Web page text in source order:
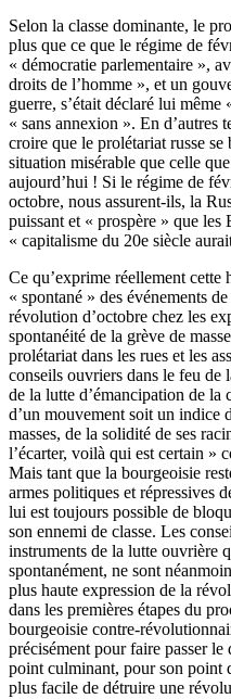
Selon la classe dominante, le
plus que ce que le régime de
« démocratie parlementaire »,
droits de l’homme », et un
guerre, s’était déclaré lui
« sans annexion ». En d’autres
croire que le prolétariat russe
situation misérable que celle
aujourd’hui ! Si le régime de
octobre, nous assurent-ils, la
puissant et « prospère » que
« capitalisme du 20e siècle
Ce qu’exprime réellement cette
« spontané » des événements
révolution d’octobre chez les
spontanéité de la grève de
prolétariat dans les rues et les
conseils ouvriers dans le feu de
de la lutte d’émancipation de la
d’un mouvement soit un indice
masses, de la solidité de ses
l’écarter, voilà qui est certain »
Mais tant que la bourgeoisie
armes politiques et répressives
lui est toujours possible de
son ennemi de classe. Les
instruments de la lutte ouvrière
spontanément, ne sont
plus haute expression de la
dans les premières étapes du
bourgeoisie contre-
précisément pour faire passer
point culminant, pour son point
plus facile de détruire une